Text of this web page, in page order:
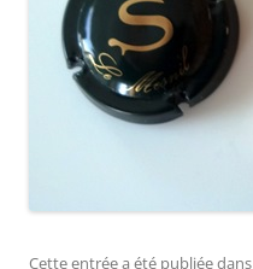
Cette entrée a été publiée dans